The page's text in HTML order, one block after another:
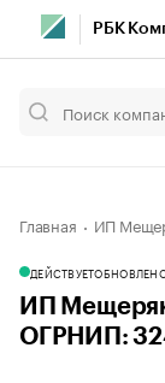
РБК
Главная ИП
ДЕЙСТВУЕТ
ИП
ОГРНИП: